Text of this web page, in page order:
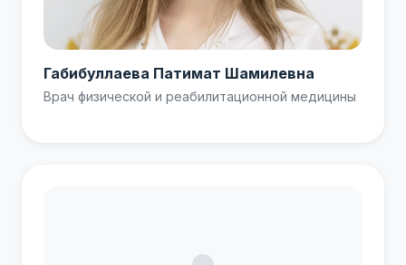
Габибуллаева Патимат Шамилевна
Врач физической и реабилитационной медицины